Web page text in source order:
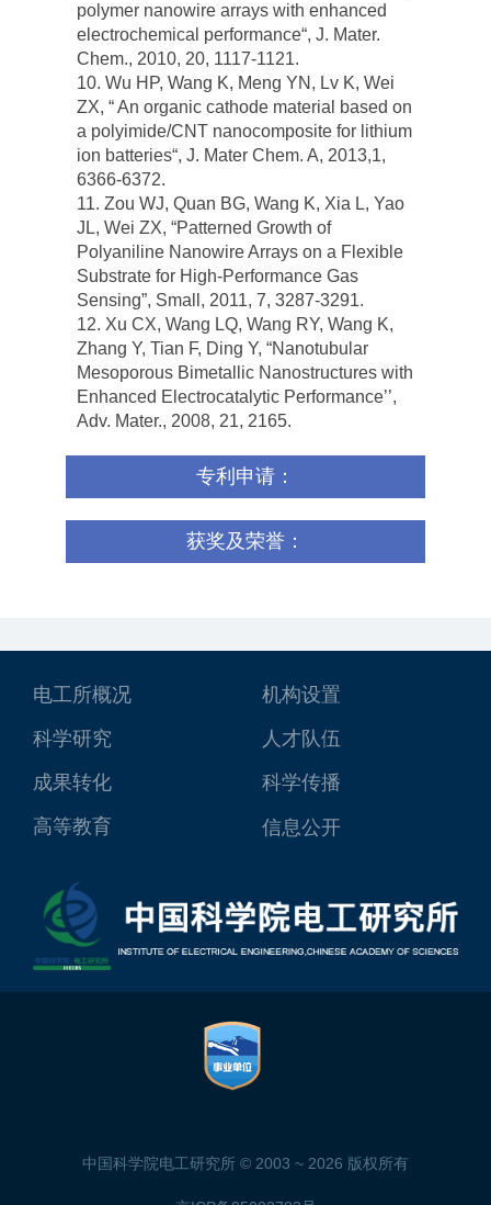
polymer nanowire arrays with enhanced
electrochemical performance“, J. Mater.
Chem., 2010, 20, 1117-1121.
10. Wu HP, Wang K, Meng YN, Lv K, Wei
ZX, “ An organic cathode material based on
a polyimide/CNT nanocomposite for lithium
ion batteries“, J. Mater Chem. A, 2013,1,
6366-6372.
11. Zou WJ, Quan BG, Wang K, Xia L, Yao
JL, Wei ZX, “Patterned Growth of
Polyaniline Nanowire Arrays on a Flexible
Substrate for High-Performance Gas
Sensing”, Small, 2011, 7, 3287-3291.
12. Xu CX, Wang LQ, Wang RY, Wang K,
Zhang Y, Tian F, Ding Y, “Nanotubular
Mesoporous Bimetallic Nanostructures with
Enhanced Electrocatalytic Performance’’,
Adv. Mater., 2008, 21, 2165.
专利申请：
获奖及荣誉：
电工所概况
机构设置
科学研究
人才队伍
成果转化
科学传播
高等教育
信息公开
中国科学院电工研究所 © 2003 ~ 2026 版权所有